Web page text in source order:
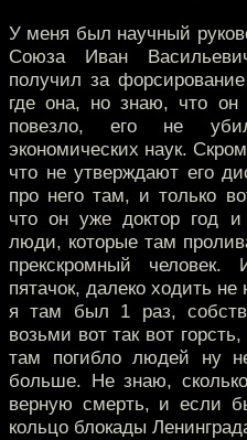
У меня был научный
Союза Иван
получил за
где она, но знаю, что
повезло, его не
экономических наук.
что не утверждают его
про него там, и только
что он уже доктор год
люди, которые там
прекскромный
пятачок, далеко ходить
я там был 1 раз,
возьми вот так вот
там погибло людей ну
больше. Не знаю,
верную смерть, и если
кольцо блокады